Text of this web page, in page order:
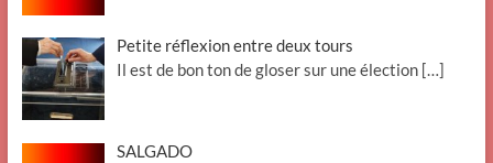
Petite réflexion entre deux tours
Il est de bon ton de gloser sur une élection […]
SALGADO